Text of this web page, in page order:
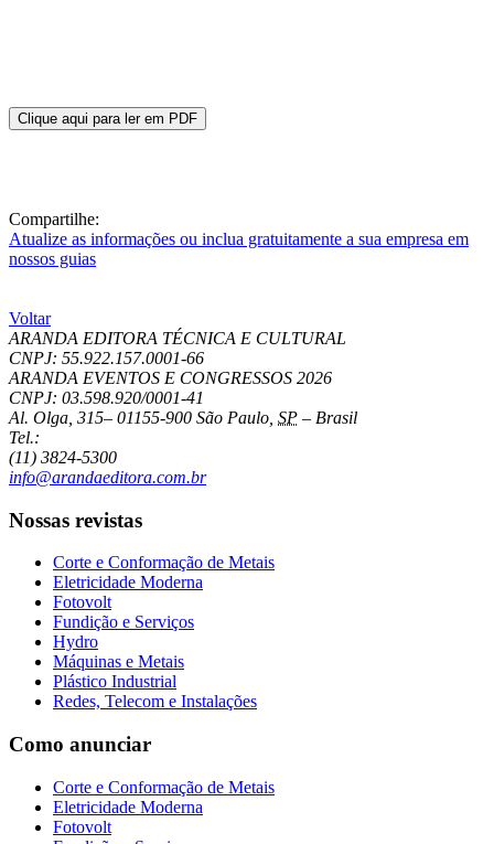
Clique aqui para ler em PDF
Compartilhe:
Atualize as informações ou inclua gratuitamente a sua empresa em
nossos guias
Voltar
ARANDA EDITORA TÉCNICA E CULTURAL
CNPJ: 55.922.157.0001-66
ARANDA EVENTOS E CONGRESSOS 2026
CNPJ: 03.598.920/0001-41
Al. Olga, 315– 01155-900 São Paulo SP – Brasil
Tel.:
(11) 3824-5300
info@arandaeditora.com.br
Nossas revistas
Corte e Conformação de Metais
Eletricidade Moderna
Fotovolt
Fundição e Serviços
Hydro
Máquinas e Metais
Plástico Industrial
Redes, Telecom e Instalações
Como anunciar
Corte e Conformação de Metais
Eletricidade Moderna
Fotovolt